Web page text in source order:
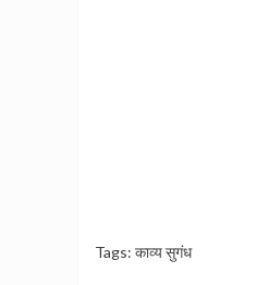
Tags: काव्य सुगंध